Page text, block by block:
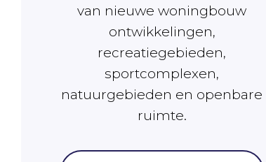
van nieuwe woningbouw
ontwikkelingen,
recreatiegebieden,
sportcomplexen,
natuurgebieden en openbare
ruimte.